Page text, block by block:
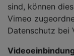
sind, können
Vimeo
Datenschutz bei